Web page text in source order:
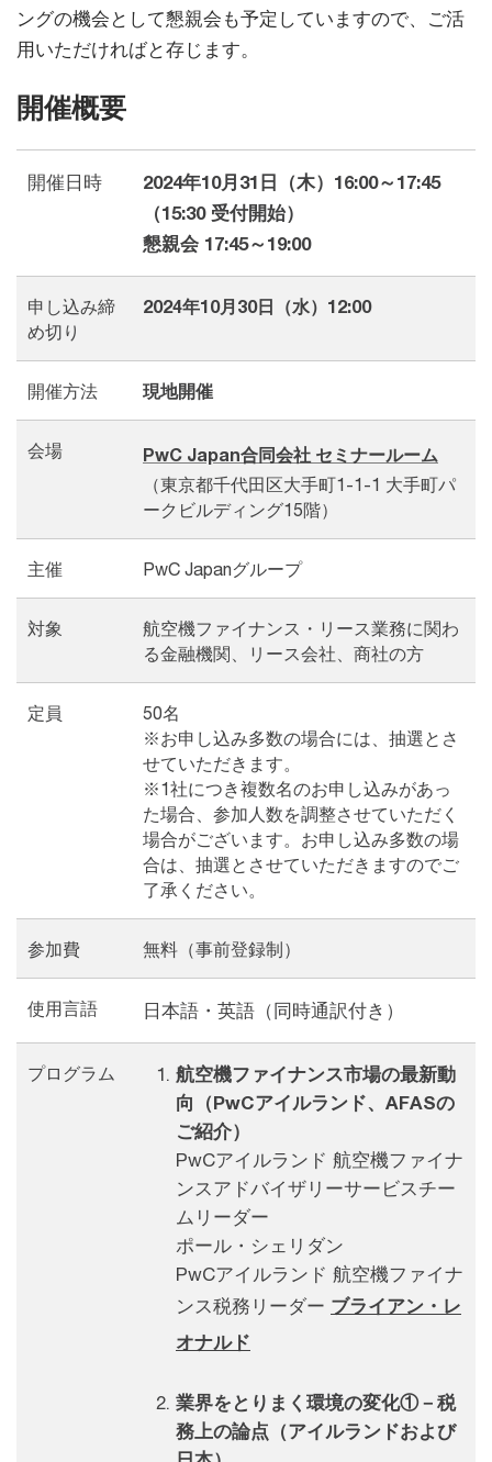
ングの機会として懇親会も予定していますので、ご活
用いただければと存じます。​
開催概要
開催日時
2024年10月31日（木）​16:00～17:45
（15:30 受付開始）​
懇親会 17:45～19:00
申し込み締
め切り
2024年10月30日（水）12:00
開催方法 現地開催
会場
PwC Japan合同会社 セミナールーム
（東京都千代田区大手町1-1-1 大手町パ
ークビルディング15階）
主催 PwC Japanグループ
対象
航空機ファイナンス・リース業務に関わ
る金融機関、リース会社、商社の方
定員
50名
※お申し込み多数の場合には、抽選とさ
せていただきます。
※1社につき複数名のお申し込みがあっ
た場合、参加人数を調整させていただく
場合がございます。お申し込み多数の場
合は、抽選とさせていただきますのでご
了承ください。
参加費 無料（事前登録制）
使用言語 日本語・英語（同時通訳付き）
プログラム
航空機ファイナンス市場の最新動
向（PwCアイルランド、AFASの
ご紹介）
PwCアイルランド 航空機ファイナ
ンスアドバイザリーサービスチー
ムリーダー
ポール・シェリダン
PwCアイルランド 航空機ファイナ
ンス税務リーダー​ ブライアン・レ
オナルド​
業界をとりまく環境の変化①－税
務上の論点（アイルランドおよび